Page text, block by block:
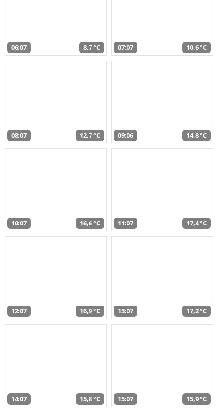
06:07 8,7 °C 07:07 10,6 °C
08:07 12,7 °C 09:06 14,8 °C
10:07 16,6 °C 11:07 17,4 °C
12:07 16,9 °C 13:07 17,2 °C
14:07 15,8 °C 15:07 15,9 °C